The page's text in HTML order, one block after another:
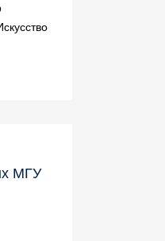
МГУ